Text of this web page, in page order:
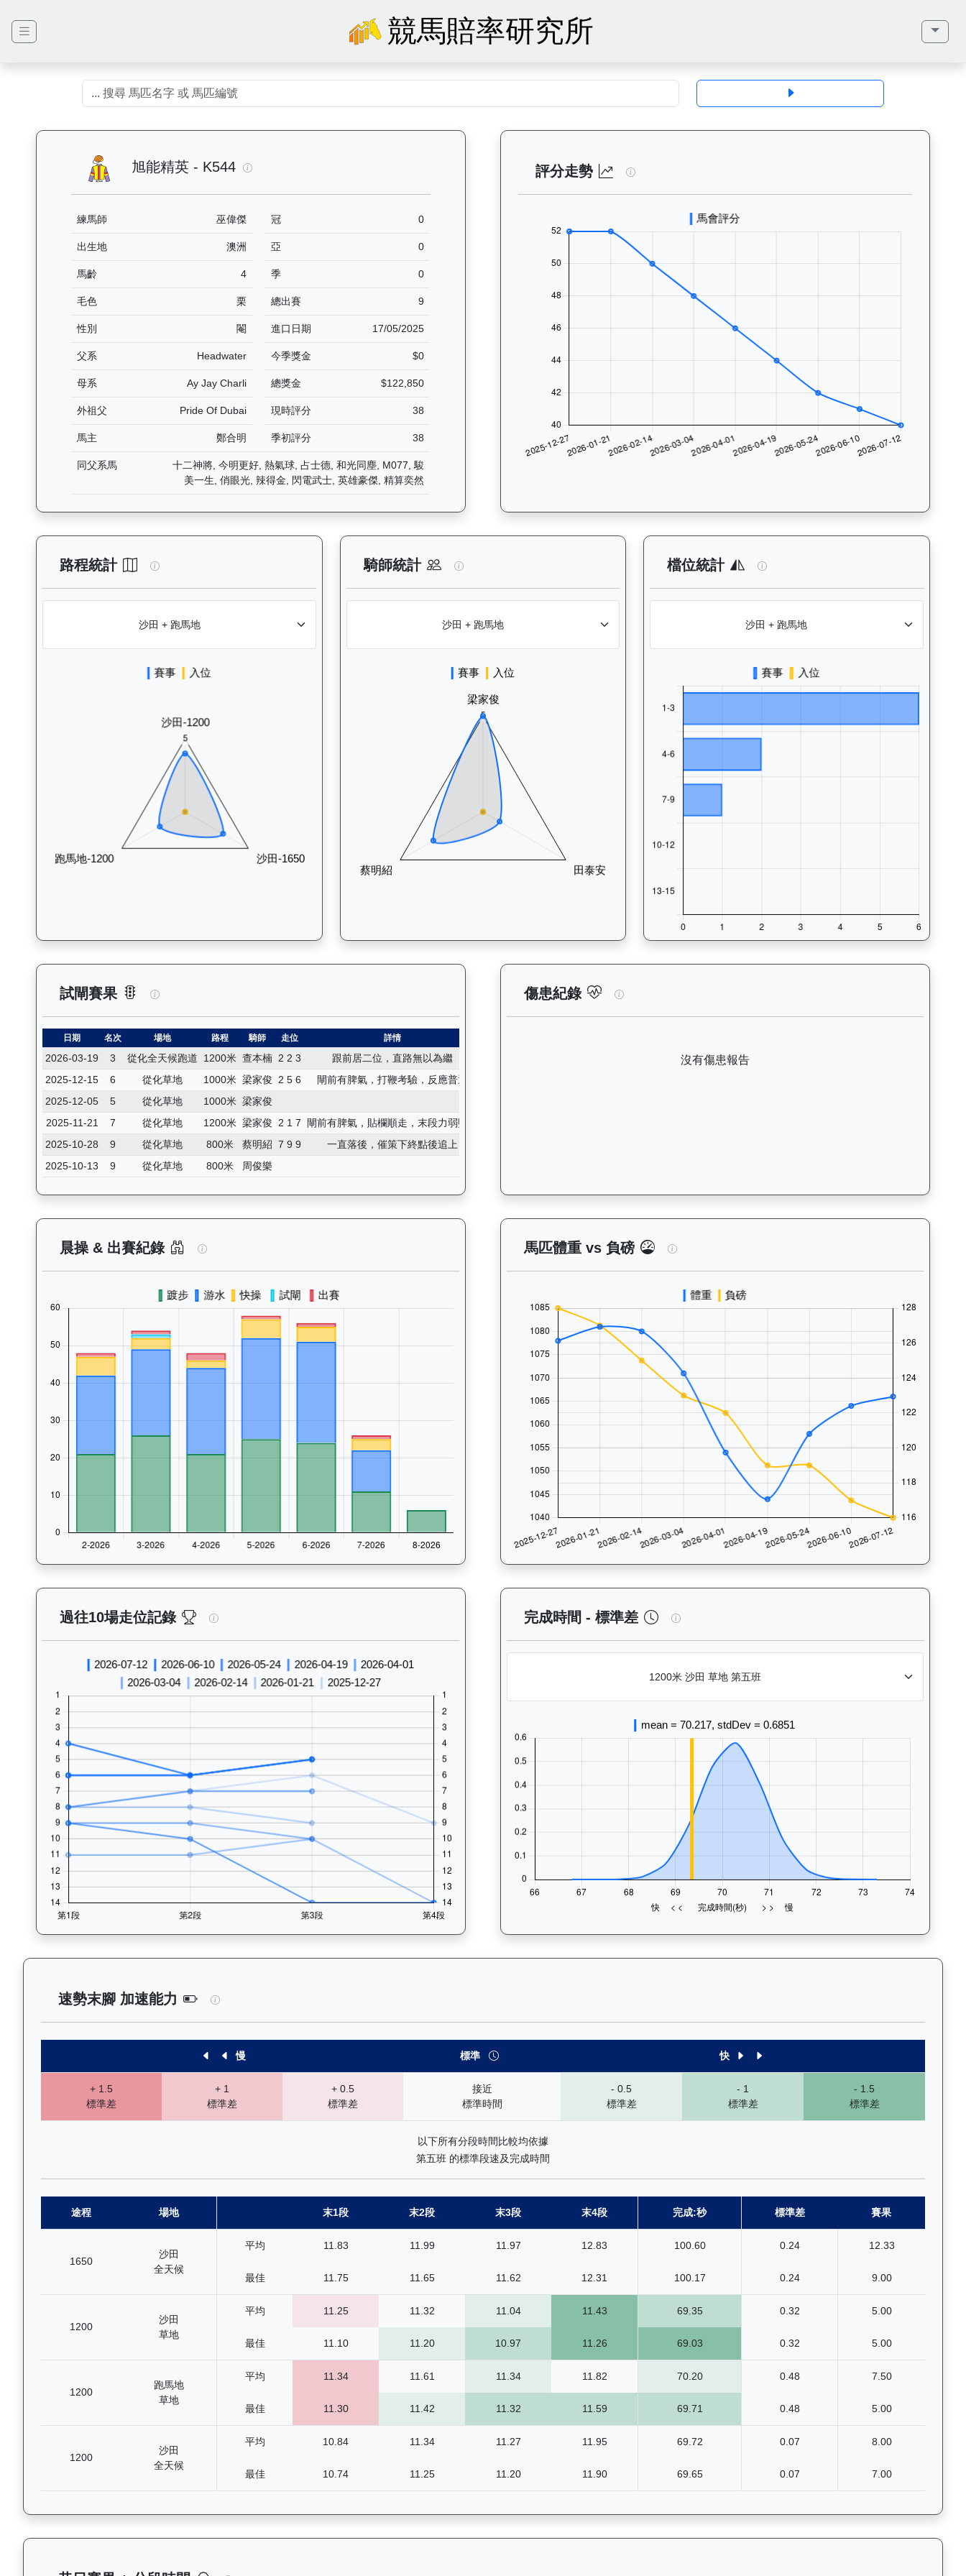
競馬賠率研究所
旭能精英 - K544 旭能精英（K544）— 馬匹基本資料：查看香港賽馬會賽駒的完整檔案，包括練馬師、出生地、馬齡、毛色、
練馬師 巫偉傑 冠 0
出生地 澳洲 亞 0
馬齡 4 季 0
毛色 栗 總出賽 9
性別 閹 進口日期 17/05/2025
父系 Headwater 今季獎金 $0
母系 Ay Jay Charli 總獎金 $122,850
外祖父 Pride Of Dubai 現時評分 38
馬主 鄭合明 季初評分 38
同父系馬
十二神將, 今明更好, 熱氣球, 占士德, 和光同塵, M077, 駿
美一生, 俏眼光, 辣得金, 閃電武士, 英雄豪傑, 精算奕然
評分走勢 旭能精英（K544）— 評分走勢圖表：追蹤香港賽
路程統計 旭能精英（K544）— 路程統計分析：查看香港賽駒在不同途程距離（1000米至2400米）的出賽次數與入位率統計，支援
騎師統計 旭能精英（K544）— 騎師統計分析：查看各騎師策騎此馬匹的出賽次數與
檔位統計 旭能精英（K544）— 檔位統
試閘賽果 旭能精英（K544）— 試閘賽果紀錄：查看馬匹所有試閘（Barrier Trial）的歷史成績，包括日期、名次、場地、路程、騎
日期 名次 場地 路程 騎師 走位 詳情
2026-03-19 3 從化全天候跑道 1200米 查本楠 2 2 3
跟前居二位，直路無以為繼
2025-12-15
6 從化草地 1000米 梁家俊 2 5 6
閘前有脾氣，打鞭考驗，反應普通
2025-12-05
5 從化草地 1000米 梁家俊
2025-11-21
7 從化草地 1200米 梁家俊 2 1 7
閘前有脾氣，貼欄順走，末段力弱墮退
2025-10-28
9 從化草地 800米 蔡明紹 7 9 9
一直落後，催策下終點後追上
2025-10-13
9 從化草地 800米 周俊樂
傷患紀錄 旭能精英（K544）— 傷患紀錄：查看馬匹完整的獸
沒有傷患報告
晨操 & 出賽紀錄 旭能精英（K544）— 晨操及出賽紀錄圖表：以月度圖表顯示馬匹訓練活動（慢跑、游泳、快跑）及試閘、正式出
馬匹體重 vs 負磅 旭能精英（K544）— 馬匹體重與負磅走勢
過往10場走位記錄 旭能精英（K544）— 過往走位記錄圖表：查看馬匹最近10場比賽的走位變化趨勢，分析馬匹的跑法風格和衝線
完成時間 - 標準差 旭能精英（K544）— 完成時間標準差分析
速勢末腳 加速能力 旭能精英（K544）— 速勢末腳加速能力分析：查看馬匹在各途程和場地的詳細分段時間（末1段至末4段），以
慢 標準 快
+ 1.5
標準差
+ 1
標準差
+ 0.5
標準差
接近
標準時間
- 0.5
標準差
- 1
標準差
- 1.5
標準差
以下所有分段時間比較均依據
第五班 的標準段速及完成時間
途程 場地 末1段 末2段 末3段 末4段 完成:秒 標準差 賽果
1650
沙田
全天候
平均 11.83 11.99 11.97 12.83 100.60 0.24 12.33
最佳 11.75 11.65 11.62 12.31 100.17 0.24 9.00
1200
沙田
草地
平均 11.25 11.32 11.04 11.43 69.35 0.32 5.00
最佳 11.10 11.20 10.97 11.26 69.03 0.32 5.00
1200
跑馬地
草地
平均 11.34 11.61 11.34 11.82 70.20 0.48 7.50
最佳 11.30 11.42 11.32 11.59 69.71 0.48 5.00
1200
沙田
全天候
平均 10.84 11.34 11.27 11.95 69.72 0.07 8.00
最佳 10.74 11.25 11.20 11.90 69.65 0.07 7.00